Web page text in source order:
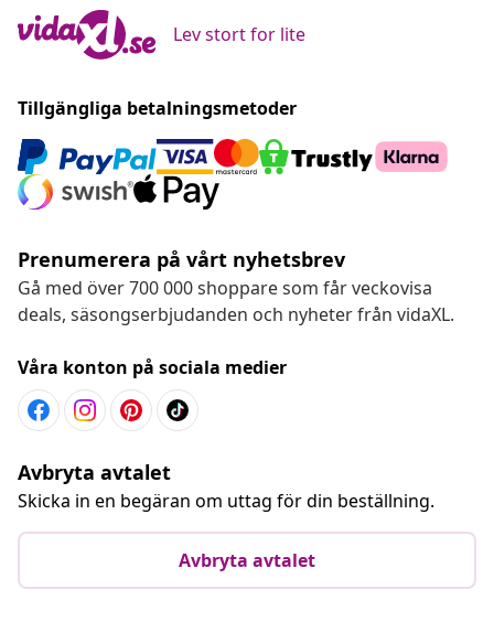
Lev stort for lite
Tillgängliga betalningsmetoder
Prenumerera på vårt nyhetsbrev
Gå med över 700 000 shoppare som får veckovisa
deals, säsongserbjudanden och nyheter från vidaXL.
Våra konton på sociala medier
Avbryta avtalet
Skicka in en begäran om uttag för din beställning.
Avbryta avtalet